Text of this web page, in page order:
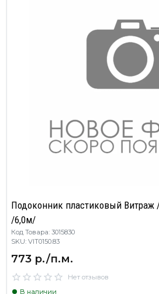
Подоконник пластиковый
/6,0м/
Код Товара: 3015830
SKU: VIT0150.83
773 р./п.м.
Нет отзывов
В наличии